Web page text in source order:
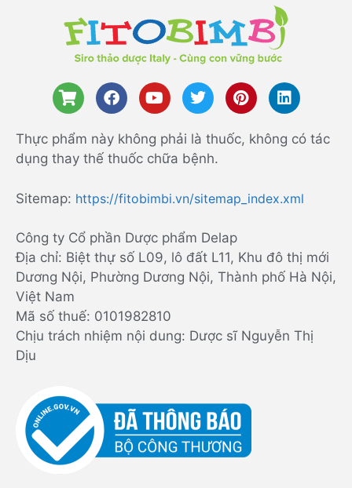
Thực phẩm này không phải là thuốc, không có tác
dụng thay thế thuốc chữa bệnh.
Sitemap: https://fitobimbi.vn/sitemap_index.xml
Công ty Cổ phần Dược phẩm Delap
Địa chỉ: Biệt thự số L09, lô đất L11, Khu đô thị mới
Dương Nội, Phường Dương Nội, Thành phố Hà Nội,
Việt Nam
Mã số thuế: 0101982810
Chịu trách nhiệm nội dung: Dược sĩ Nguyễn Thị
Dịu